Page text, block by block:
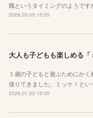
職というタイミングのようです
2026.03.05 15:05
１歳の子どもと遊ぶためにか
借りてきました。ミッケ！とい
2026.01.22 15:05